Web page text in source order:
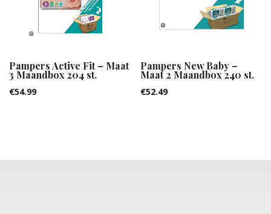
Pampers Active Fit – Maat
3 Maandbox 204 st.
€54.99
Pampers New Baby –
Maat 2 Maandbox 240 st.
€52.49